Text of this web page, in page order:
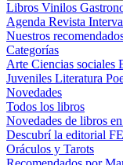
Libros Vinilos
Agenda Revista
Nuestros
Categorías
Arte Ciencias sociales
Juveniles Literatura
Novedades
Todos los libros
Novedades de libros
Descubrí la editorial
Oráculos y Tarots